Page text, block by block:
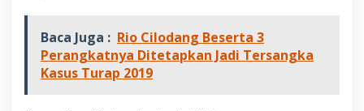
Baca Juga : Rio Cilodang Beserta 3
Perangkatnya Ditetapkan Jadi Tersangka
Kasus Turap 2019